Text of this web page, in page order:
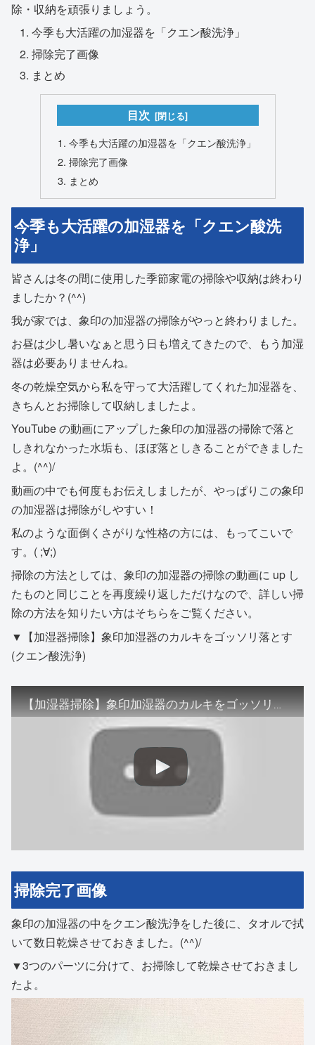
除・収納を頑張りましょう。
今季も大活躍の加湿器を「クエン酸洗浄」
掃除完了画像
まとめ
目次
今季も大活躍の加湿器を「クエン酸洗浄」
掃除完了画像
まとめ
今季も大活躍の加湿器を「クエン酸洗
浄」
皆さんは冬の間に使用した季節家電の掃除や収納は終わり
ましたか？(^^)
我が家では、象印の加湿器の掃除がやっと終わりました。
お昼は少し暑いなぁと思う日も増えてきたので、もう加湿
器は必要ありませんね。
冬の乾燥空気から私を守って大活躍してくれた加湿器を、
きちんとお掃除して収納しましたよ。
YouTube の動画にアップした象印の加湿器の掃除で落と
しきれなかった水垢も、ほぼ落としきることができました
よ。(^^)/
動画の中でも何度もお伝えしましたが、やっぱりこの象印
の加湿器は掃除がしやすい！
私のような面倒くさがりな性格の方には、もってこいで
す。( ;∀;)
掃除の方法としては、象印の加湿器の掃除の動画に up し
たものと同じことを再度繰り返しただけなので、詳しい掃
除の方法を知りたい方はそちらをご覧ください。
▼【加湿器掃除】象印加湿器のカルキをゴッソリ落とす
(クエン酸洗浄)
【加湿器掃除】象印加湿器のカルキをゴッソリ落とす(クエン酸洗浄)
掃除完了画像
象印の加湿器の中をクエン酸洗浄をした後に、タオルで拭
いて数日乾燥させておきました。(^^)/
▼3つのパーツに分けて、お掃除して乾燥させておきまし
たよ。